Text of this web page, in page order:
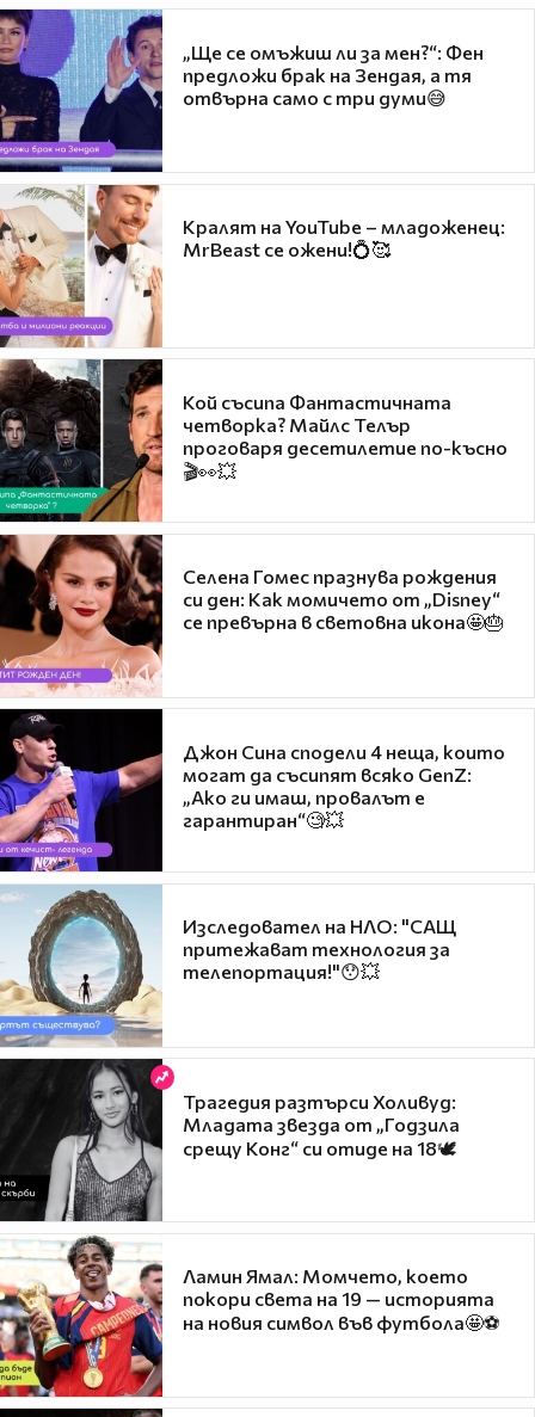
„Ще се омъжиш ли за мен?“: Фен
предложи брак на Зендая, а тя
отвърна само с три думи😅
Кралят на YouTube – младоженец:
MrBeast се ожени!💍🥰
Кой съсипа Фантастичната
четворка? Майлс Телър
проговаря десетилетие по-късно
🎬👀💥
Селена Гомес празнува рождения
си ден: Как момичето от „Disney“
се превърна в световна икона🤩🎂
Джон Сина сподели 4 неща, които
могат да съсипят всяко GenZ:
„Ако ги имаш, провалът е
гарантиран“🧐💥
Изследовател на НЛО: "САЩ
притежават технология за
телепортация!"😯💥
Трагедия разтърси Холивуд:
Младата звезда от „Годзила
срещу Конг“ си отиде на 18🕊️
Ламин Ямал: Момчето, което
покори света на 19 — историята
на новия символ във футбола🤩⚽